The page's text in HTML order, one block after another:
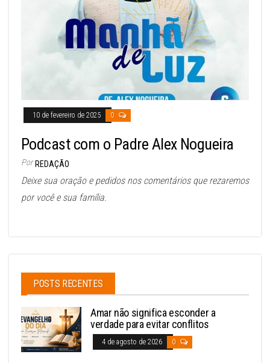
10 de fevereiro de 2025 0
Podcast com o Padre Alex Nogueira
Por REDAÇÃO
Deixe sua oração e pedidos nos comentários que rezaremos
por você e sua família.
POSTS RECENTES
Amar não significa esconder a
verdade para evitar conflitos
4 de agosto de 2026 0